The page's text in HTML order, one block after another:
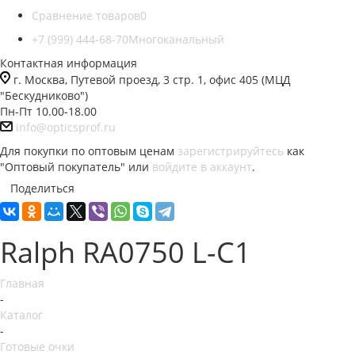
Сравнение товаров0
+7 (999) 444-68-70Многоканальный
Контактная информация
г. Москва, Путевой проезд, 3 стр. 1, офис 405 (МЦД
"Бескудниково")
Пн-Пт 10.00-18.00
info@opticsprof.ru
Для покупки по оптовым ценам зарегистрируйтесь как
"Оптовый покупатель" или войдите в аккаунт.
Поделиться
Ralph RA0750 L-C1
Главная
-
Каталог
-
Готовые очки